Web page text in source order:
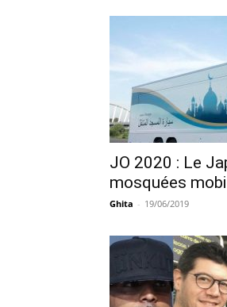
JO 2020 : Le
mosquées
Ghita - 19/06/2019